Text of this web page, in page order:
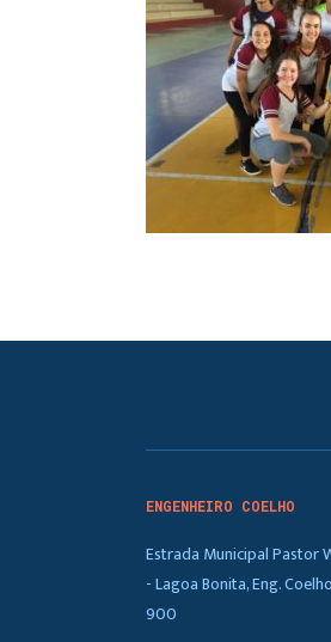
ENGENHEIRO COELHO
Estrada Municipal Pastor
- Lagoa Bonita, Eng.
900